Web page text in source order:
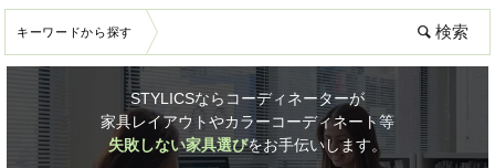
キーワードから探す
STYLICSならコーディネーターが
家具レイアウトやカラーコーディネート等
失敗しない家具選びをお手伝いします。